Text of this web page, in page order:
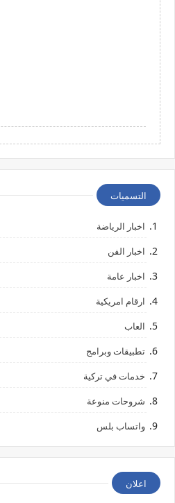
التسميات
اخبار الرياضة
اخبار الفن
اخبار عامة
ارقام امريكية
العاب
تطبيقات وبرامج
خدمات في تركية
شروحات منوعة
واتساب بلس
اعلان